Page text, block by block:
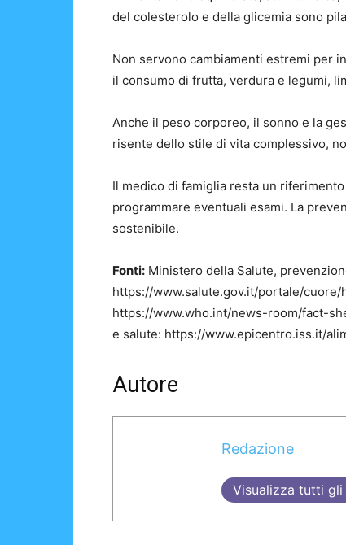
del colesterolo e della glicemia sono
Non servono cambiamenti estremi per
il consumo di frutta, verdura e legumi,
Anche il peso corporeo, il sonno e la
risente dello stile di vita complessivo,
Il medico di famiglia resta un
programmare eventuali esami. La
sostenibile.
Fonti: Ministero della Salute,
https://www.salute.gov.it/portale/cuore/
https://www.who.int/news-room/fact-
e salute: https://www.epicentro.iss.it/
Autore
Redazione
Visualizza tutti